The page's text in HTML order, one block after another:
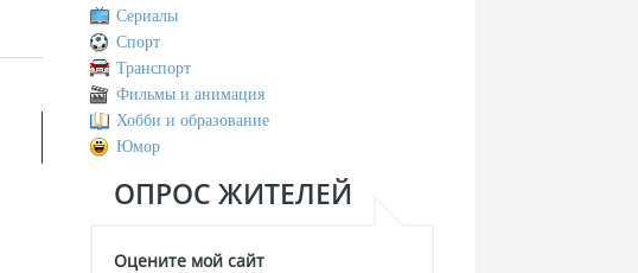
Сериалы
Спорт
Транспорт
Фильмы и анимация
Хобби и образование
Юмор
ОПРОС ЖИТЕЛЕЙ
Оцените мой сайт